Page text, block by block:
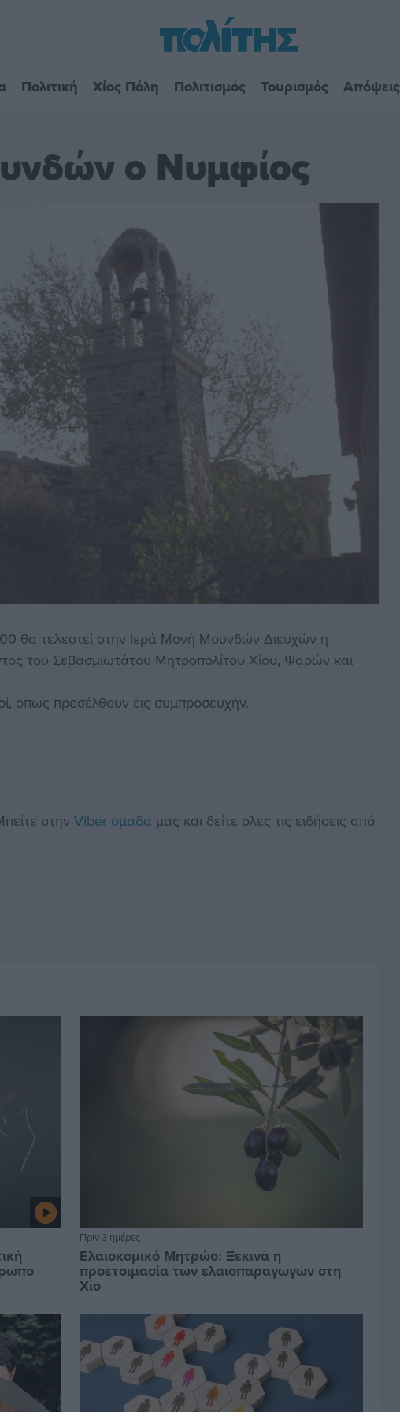
Πολιτική Χίος Πόλη Πολιτισμός Τουρισμός Απόψεις
ο Νυμφίος
θα τελεστεί στην Ιερά Μονή Μουνδών Διευχών η
του Σεβασμιωτάτου Μητροπολίτου Χίου, Ψαρών και
όπως προσέλθουν εις συμπροσευχήν.
στηνViber ομάδα μας και δείτε όλες τις ειδήσεις από
Πριν 3 ημέρες
Ελαιοκομικό Μητρώο: Ξεκινά η
προετοιμασία των ελαιοπαραγωγών στη
Χίο